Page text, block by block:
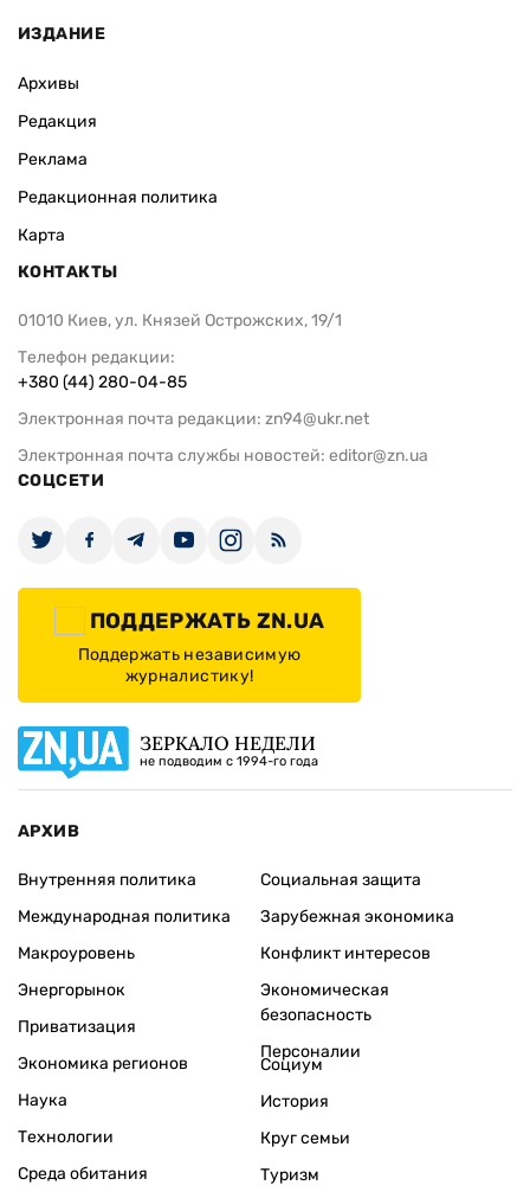
ИЗДАНИЕ
Архивы
Редакция
Реклама
Редакционная политика
Карта
КОНТАКТЫ
01010 Киев, ул. Князей Острожских, 19/1
Телефон редакции:
+380 (44) 280-04-85
Электронная почта редакции: zn94@ukr.net
Электронная почта службы новостей: editor@zn.ua
СОЦСЕТИ
ПОДДЕРЖАТЬ ZN.UA
Поддержать независимую
журналистику!
ЗЕРКАЛО НЕДЕЛИ
не подводим с 1994-го года
АРХИВ
Внутренняя политика
Международная политика
Макроуровень
Энергорынок
Приватизация
Экономика регионов
Социальная защита
Зарубежная экономика
Конфликт интересов
Экономическая
безопасность
Персоналии
Наука
Технологии
Среда обитания
Социум
История
Круг семьи
Туризм